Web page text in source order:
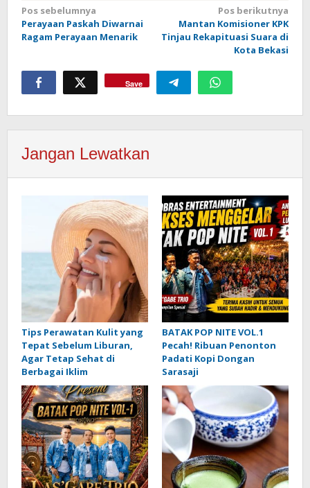
Navigasi
pos
Pos sebelumnya
Perayaan Paskah Diwarnai
Ragam Perayaan Menarik
Pos berikutnya
Mantan Komisioner KPK
Tinjau Rekapituasi Suara di
Kota Bekasi
Save
Jangan Lewatkan
Tips Perawatan Kulit yang
Tepat Sebelum Liburan,
Agar Tetap Sehat di
Berbagai Iklim
BATAK POP NITE VOL.1
Pecah! Ribuan Penonton
Padati Kopi Dongan
Sarasaji